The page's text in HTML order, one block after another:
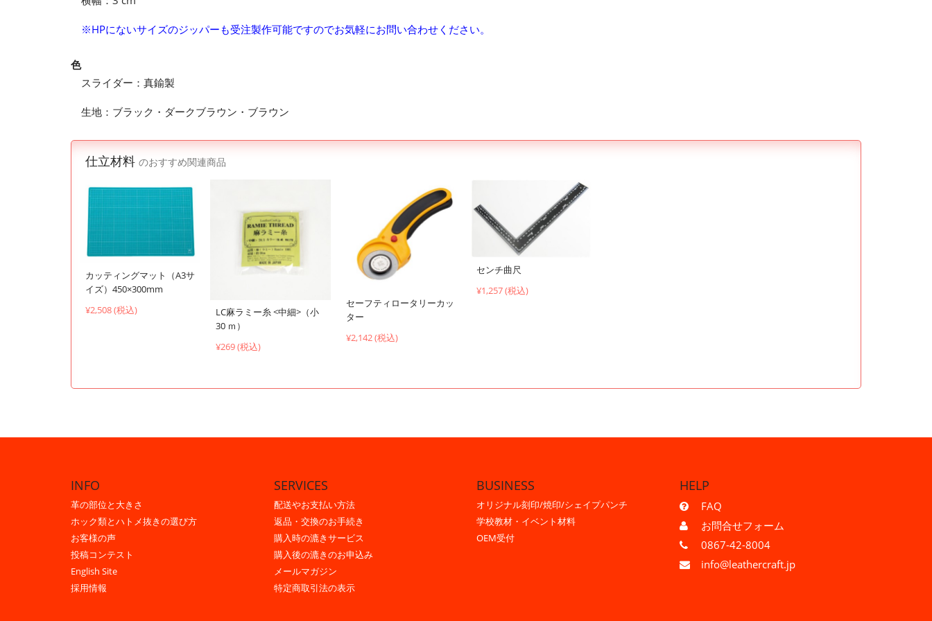
※HPにないサイズのジッパーも受注製作可能ですのでお気軽にお問い合わせください。
色
スライダー：真鍮製
生地：ブラック・ダークブラウン・ブラウン
仕立材料 のおすすめ関連商品
カッティングマット（A3サ
イズ）450×300mm
¥2,508 (税込)
LC麻ラミー糸 <中細>（小
30 ｍ）
¥269 (税込)
セーフティロータリーカッ
ター
¥2,142 (税込)
センチ曲尺
¥1,257 (税込)
INFO
革の部位と大きさ
ホック類とハトメ抜きの選び方
お客様の声
投稿コンテスト
English Site
採用情報
SERVICES
配送やお支払い方法
返品・交換のお手続き
購入時の漉きサービス
購入後の漉きのお申込み
メールマガジン
特定商取引法の表示
BUSINESS
オリジナル刻印/焼印/シェイプパンチ
学校教材・イベント材料
OEM受付
HELP
FAQ
お問合せフォーム
0867-42-8004
info@leathercraft.jp